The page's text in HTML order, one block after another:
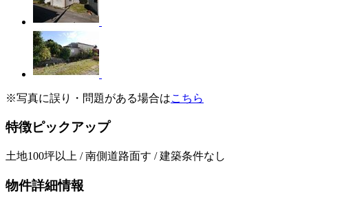
※写真に誤り・問題がある場合はこちら
特徴ピックアップ
土地100坪以上 / 南側道路面す / 建築条件なし
物件詳細情報